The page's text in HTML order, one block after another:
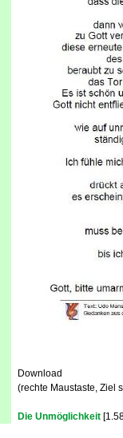
Download
(rechte Maustaste, Ziel
Die Unmöglichkeit